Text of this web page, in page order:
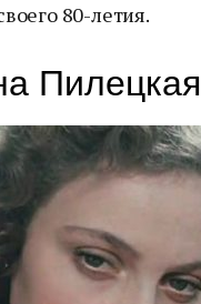
80-летия.
Пилецкая